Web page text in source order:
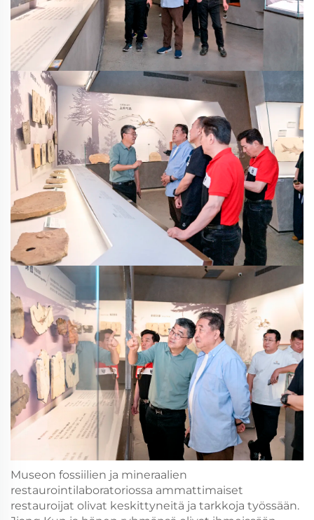
Museon fossiilien ja mineraalien
restaurointilaboratoriossa ammattimaiset
restauroijat olivat keskittyneitä ja tarkkoja työssään.